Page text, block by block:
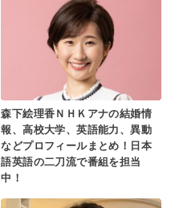
森下絵理香ＮＨＫアナの結婚情
報、高校大学、英語能力、異動
などプロフィールまとめ！日本
語英語の二刀流で番組を担当
中！